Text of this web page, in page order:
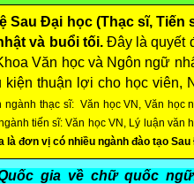
Sau Đại học (Thạc sĩ,
và buổi tối. Đây là quyết
Văn học và Ngôn ngữ
kiện thuận lợi cho học viên,
ngành thạc sĩ: Văn học VN, Văn học
tiến sĩ: Văn học VN, Lý luận
là đơn vị có nhiều ngành đào tạo
gia về chữ quốc